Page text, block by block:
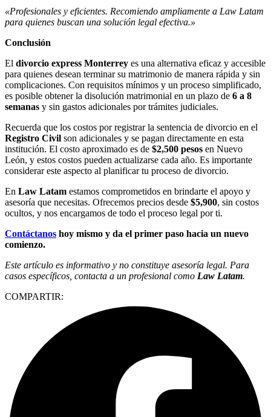
«Profesionales y eficientes. Recomiendo ampliamente a Law Latam
para quienes buscan una solución legal efectiva.»
Conclusión
El divorcio express Monterrey es una alternativa eficaz y accesible
para quienes desean terminar su matrimonio de manera rápida y sin
complicaciones. Con requisitos mínimos y un proceso simplificado,
es posible obtener la disolución matrimonial en un plazo de 6 a 8
semanas y sin gastos adicionales por trámites judiciales.
Recuerda que los costos por registrar la sentencia de divorcio en el
Registro Civil son adicionales y se pagan directamente en esta
institución. El costo aproximado es de $2,500 pesos en Nuevo
León, y estos costos pueden actualizarse cada año. Es importante
considerar este aspecto al planificar tu proceso de divorcio.
En Law Latam estamos comprometidos en brindarte el apoyo y
asesoría que necesitas. Ofrecemos precios desde $5,900, sin costos
ocultos, y nos encargamos de todo el proceso legal por ti.
Contáctanos hoy mismo y da el primer paso hacia un nuevo
comienzo.
Este artículo es informativo y no constituye asesoría legal. Para
casos específicos, contacta a un profesional como Law Latam.
COMPARTIR: